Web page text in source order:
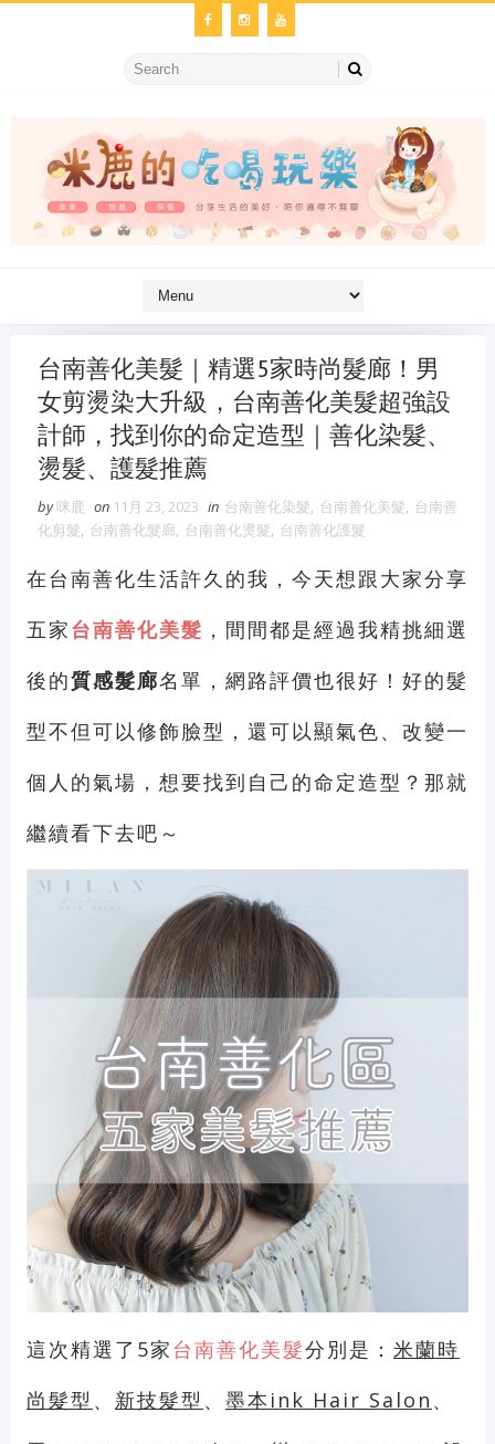
台南善化美髮｜精選5家時尚髮廊！男
女剪燙染大升級，台南善化美髮超強設
計師，找到你的命定造型｜善化染髮、
燙髮、護髮推薦
by咪鹿 on 11月 23, 2023 in 台南善化染髮, 台南善化美髮, 台南善
化剪髮, 台南善化髮廊, 台南善化燙髮, 台南善化護髮
在台南善化生活許久的我，今天想跟大家分享
五家台南善化美髮 ，間間都是經過我精挑細選
後的質感髮廊名單，網路評價也很好！好的髮
型不但可以修飾臉型，還可以顯氣色、改變一
個人的氣場，想要找到自己的命定造型？那就
繼續看下去吧～
這次精選了5家台南善化美髮分別是： 米蘭時
尚髮型 、 新技髮型 、 墨本ink Hair Salon 、
冷氣維修 維修冷氣
維修冷氣
冷氣維修 官網 大金冷
氣維修
蛇粉推薦